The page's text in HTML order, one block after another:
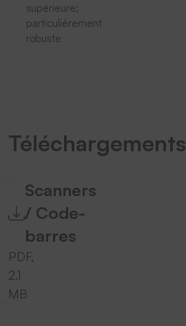
supérieure;
particulièrement
robuste
Téléchargements
Scanners
/ Code-
barres
PDF,
2.1
MB